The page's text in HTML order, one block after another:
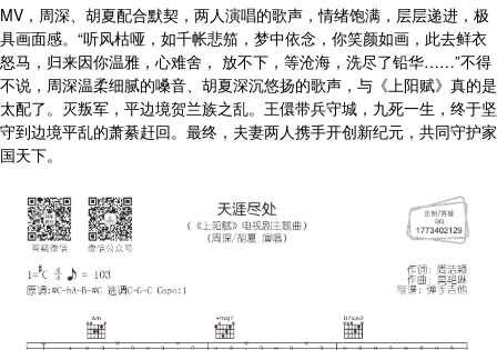
MV，周深、胡夏配合默契，两人演唱的歌声，情绪饱满，层层递进，极
具画面感。“听风枯哑，如千帐悲笳，梦中依念，你笑颜如画，此去鲜衣
怒马，归来因你温雅，心难舍， 放不下，等沧海，洗尽了铅华……”不得
不说，周深温柔细腻的嗓音、胡夏深沉悠扬的歌声，与《上阳赋》真的是
太配了。灭叛军，平边境贺兰族之乱。王儇带兵守城，九死一生，终于坚
守到边境平乱的萧綦赶回。最终，夫妻两人携手开创新纪元，共同守护家
国天下。